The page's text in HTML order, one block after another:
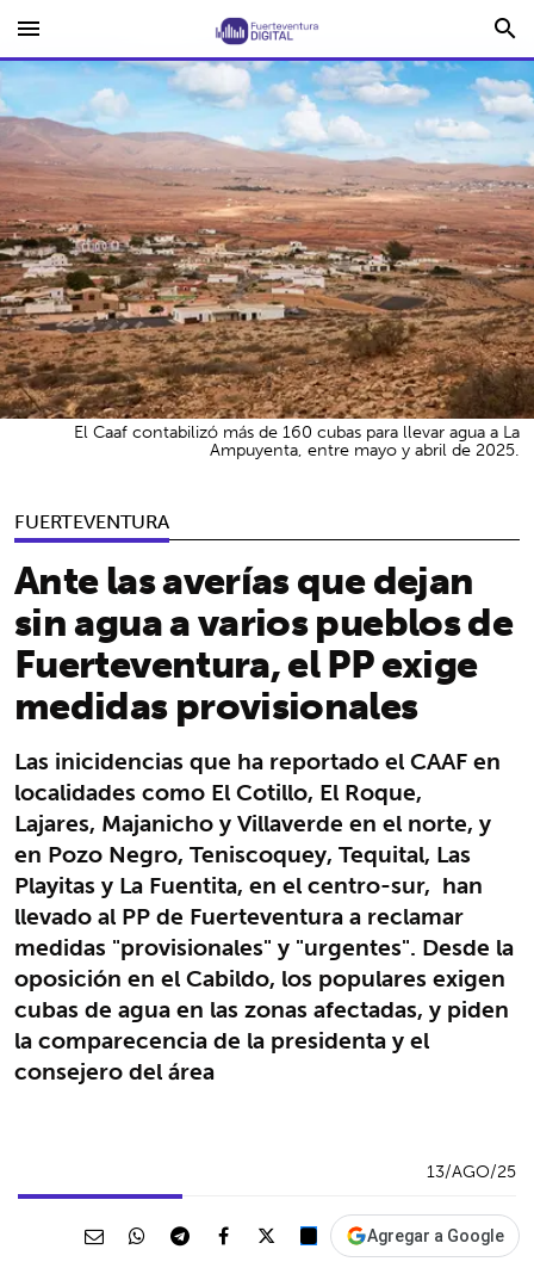
menu search
FUERTEVENTURA
Ante las averías que dejan
sin agua a varios pueblos de
Fuerteventura, el PP exige
medidas provisionales
Las inicidencias que ha reportado el CAAF en
localidades como El Cotillo, El Roque,
Lajares, Majanicho y Villaverde en el norte, y
en Pozo Negro, Teniscoquey, Tequital, Las
Playitas y La Fuentita, en el centro-sur, han
llevado al PP de Fuerteventura a reclamar
medidas "provisionales" y "urgentes". Desde la
oposición en el Cabildo, los populares exigen
cubas de agua en las zonas afectadas, y piden
la comparecencia de la presidenta y el
consejero del área
El Caaf contabilizó más de 160 cubas para llevar agua a La
Ampuyenta, entre mayo y abril de 2025.
13/AGO/25
Agregar a Google